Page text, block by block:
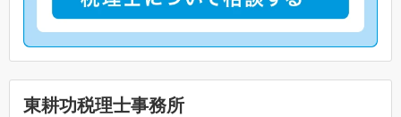
東耕功税理士事務所